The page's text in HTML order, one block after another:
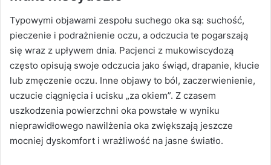
Typowymi objawami zespołu suchego oka są: suchość,
pieczenie i podrażnienie oczu, a odczucia te pogarszają
się wraz z upływem dnia. Pacjenci z mukowiscydozą
często opisują swoje odczucia jako świąd, drapanie, kłucie
lub zmęczenie oczu. Inne objawy to ból, zaczerwienienie,
uczucie ciągnięcia i ucisku „za okiem”. Z czasem
uszkodzenia powierzchni oka powstałe w wyniku
nieprawidłowego nawilżenia oka zwiększają jeszcze
mocniej dyskomfort i wrażliwość na jasne światło.